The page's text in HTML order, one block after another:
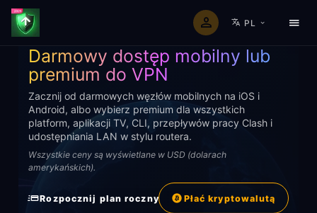
PL
PLANY PREMIUM VPN DLA KAŻDEGO URZĄDZENIA
Darmowy dostęp mobilny lub
premium do VPN
Zacznij od darmowych węzłów mobilnych na iOS i
Android, albo wybierz premium dla wszystkich
platform, aplikacji TV, CLI, przepływów pracy Clash i
udostępniania LAN w stylu routera.
Wszystkie ceny są wyświetlane w USD (dolarach
amerykańskich).
Rozpocznij plan roczny Płać kryptowalutą